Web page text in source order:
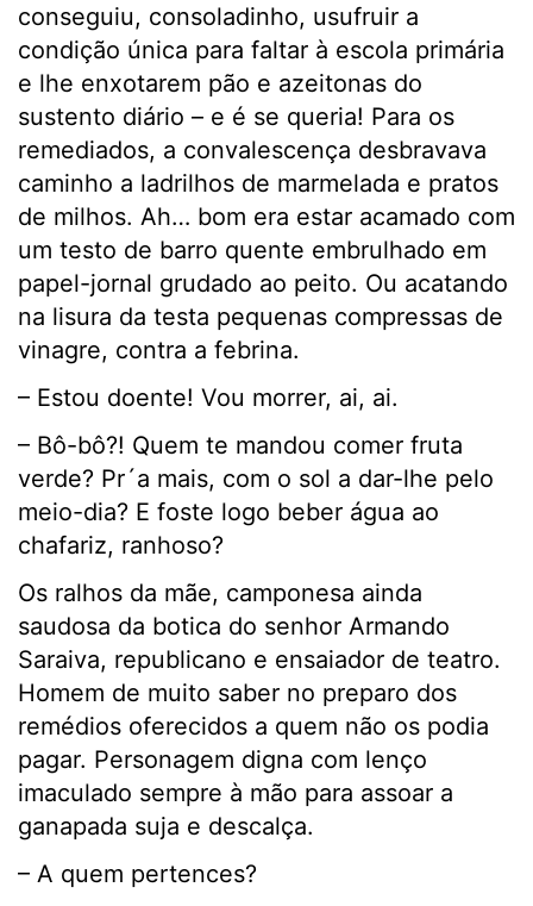
conseguiu, consoladinho, usufruir a
condição única para faltar à escola primária
e lhe enxotarem pão e azeitonas do
sustento diário – e é se queria! Para os
remediados, a convalescença desbravava
caminho a ladrilhos de marmelada e pratos
de milhos. Ah… bom era estar acamado com
um testo de barro quente embrulhado em
papel-jornal grudado ao peito. Ou acatando
na lisura da testa pequenas compressas de
vinagre, contra a febrina.
– Estou doente! Vou morrer, ai, ai.
– Bô-bô?! Quem te mandou comer fruta
verde? Pr´a mais, com o sol a dar-lhe pelo
meio-dia? E foste logo beber água ao
chafariz, ranhoso?
Os ralhos da mãe, camponesa ainda
saudosa da botica do senhor Armando
Saraiva, republicano e ensaiador de teatro.
Homem de muito saber no preparo dos
remédios oferecidos a quem não os podia
pagar. Personagem digna com lenço
imaculado sempre à mão para assoar a
ganapada suja e descalça.
– A quem pertences?